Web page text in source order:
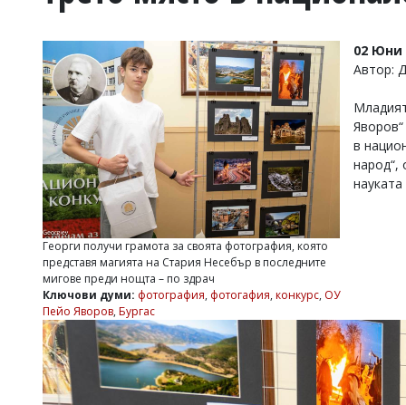
УКРАЙНА
РАЗСЛЕДВАНЕ
БИЗНЕС
Управители:
Веселин
Василев,
v.vasilev@flagman.bg
Касабова,
k.kassabova@flagman.bg
Главен
редактор:
Колев,
office@flagman.bg
Георги получи грамота за своята фотография, която
представя магията на Стария Несебър в последните
мигове преди нощта – по здрач
Ключови думи: фотография, фотогафия, конкурс, ОУ
Пейо Яворов, Бургас
02 Юни
Автор:
в
народ“,